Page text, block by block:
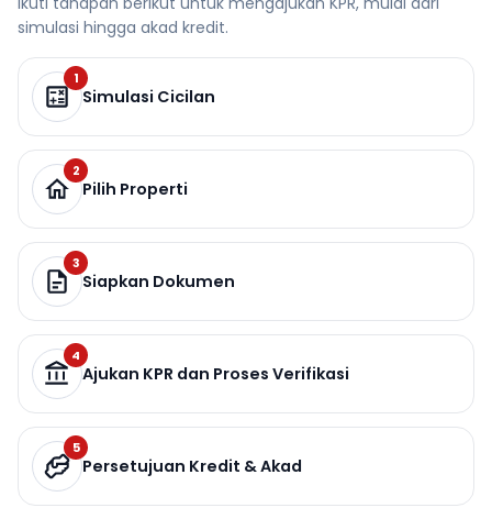
simulasi hingga akad kredit.
1
Simulasi Cicilan
2
Pilih Properti
3
Siapkan Dokumen
4
Ajukan KPR dan Proses Verifikasi
5
Persetujuan Kredit & Akad